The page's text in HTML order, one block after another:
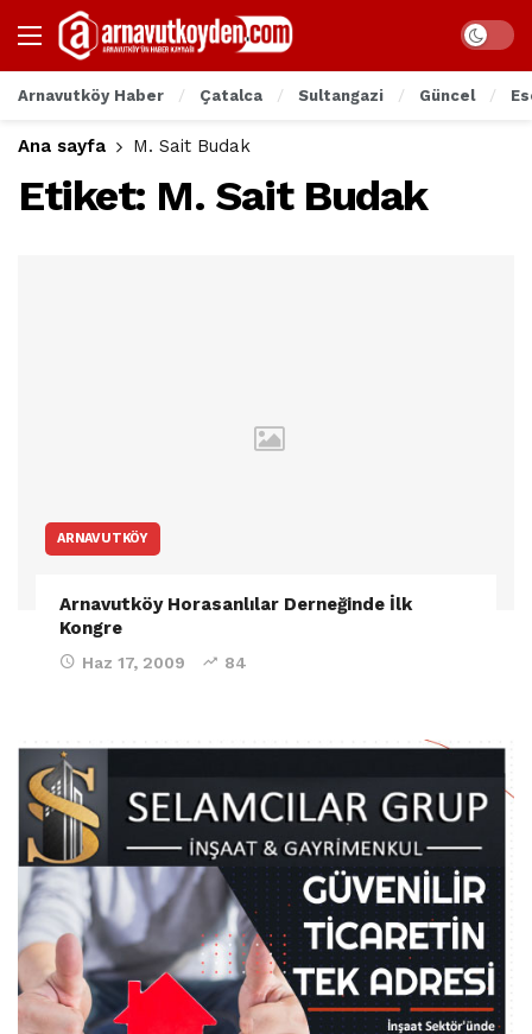
Arnavutköy Haber Çatalca Sultangazi Güncel
Ana sayfa M. Sait Budak
Etiket: M. Sait Budak
ARNAVUTKÖY
Arnavutköy Horasanlılar Derneğinde İlk
Kongre
Haz 17, 2009 84